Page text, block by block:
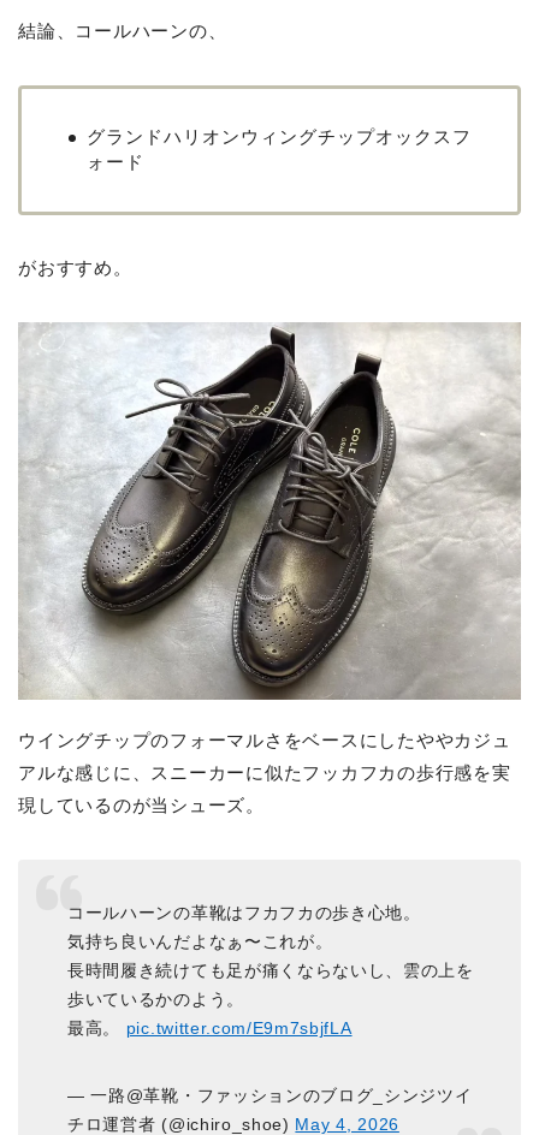
結論、コールハーンの、
グランドハリオンウィングチップオックスフ
ォード
がおすすめ。
ウイングチップのフォーマルさをベースにしたややカジュ
アルな感じに、スニーカーに似たフッカフカの歩行感を実
現しているのが当シューズ。
コールハーンの革靴はフカフカの歩き心地。
気持ち良いんだよなぁ〜これが。
長時間履き続けても足が痛くならないし、雲の上を
歩いているかのよう。
最高。 pic.twitter.com/E9m7sbjfLA
— 一路@革靴・ファッションのブログ_シンジツイ
チロ運営者 (@ichiro_shoe) May 4, 2026